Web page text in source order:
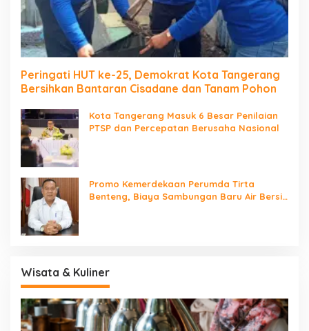
Peringati HUT ke-25, Demokrat Kota Tangerang
Bersihkan Bantaran Cisadane dan Tanam Pohon
Kota Tangerang Masuk 6 Besar Penilaian
PTSP dan Percepatan Berusaha Nasional
Promo Kemerdekaan Perumda Tirta
Benteng, Biaya Sambungan Baru Air Bersih
Wisata & Kuliner